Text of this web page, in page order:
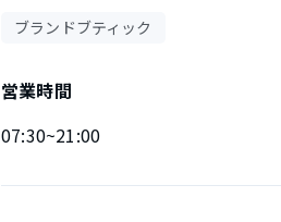
ブランドブティック
営業時間
07:30~21:00